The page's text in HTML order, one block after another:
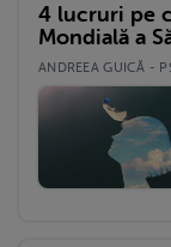
4 lucruri pe
Mondială a
ANDREEA GUICĂ -